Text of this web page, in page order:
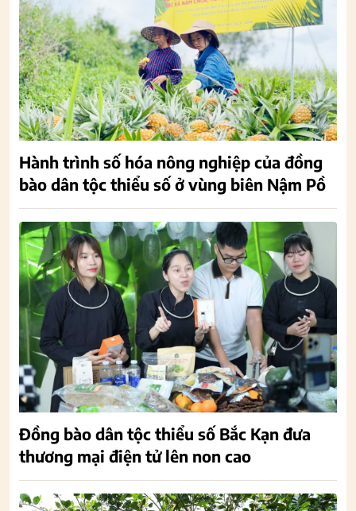
Hành trình số hóa nông nghiệp của đồng
bào dân tộc thiểu số ở vùng biên Nậm Pồ
Đồng bào dân tộc thiểu số Bắc Kạn đưa
thương mại điện tử lên non cao